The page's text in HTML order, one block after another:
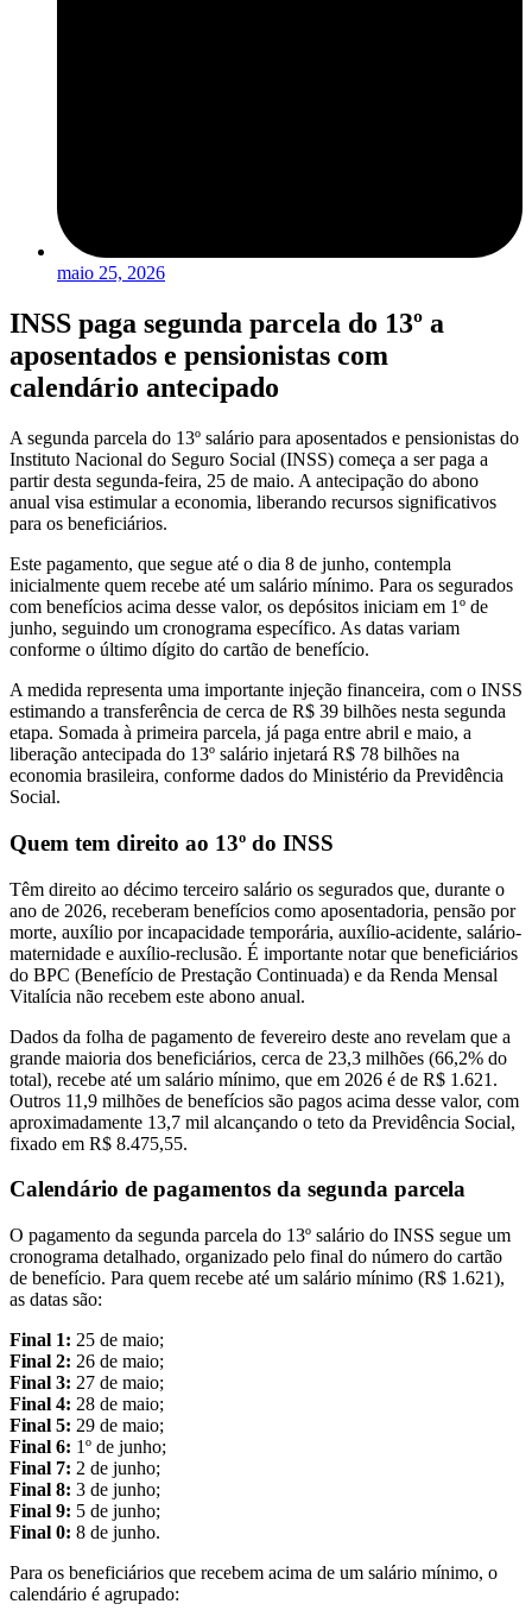
maio 25, 2026
INSS paga segunda parcela do 13º a
aposentados e pensionistas com
calendário antecipado
A segunda parcela do 13º salário para aposentados e pensionistas do
Instituto Nacional do Seguro Social (INSS) começa a ser paga a
partir desta segunda-feira, 25 de maio. A antecipação do abono
anual visa estimular a economia, liberando recursos significativos
para os beneficiários.
Este pagamento, que segue até o dia 8 de junho, contempla
inicialmente quem recebe até um salário mínimo. Para os segurados
com benefícios acima desse valor, os depósitos iniciam em 1º de
junho, seguindo um cronograma específico. As datas variam
conforme o último dígito do cartão de benefício.
A medida representa uma importante injeção financeira, com o INSS
estimando a transferência de cerca de R$ 39 bilhões nesta segunda
etapa. Somada à primeira parcela, já paga entre abril e maio, a
liberação antecipada do 13º salário injetará R$ 78 bilhões na
economia brasileira, conforme dados do Ministério da Previdência
Social.
Quem tem direito ao 13º do INSS
Têm direito ao décimo terceiro salário os segurados que, durante o
ano de 2026, receberam benefícios como aposentadoria, pensão por
morte, auxílio por incapacidade temporária, auxílio-acidente, salário-
maternidade e auxílio-reclusão. É importante notar que beneficiários
do BPC (Benefício de Prestação Continuada) e da Renda Mensal
Vitalícia não recebem este abono anual.
Dados da folha de pagamento de fevereiro deste ano revelam que a
grande maioria dos beneficiários, cerca de 23,3 milhões (66,2% do
total), recebe até um salário mínimo, que em 2026 é de R$ 1.621.
Outros 11,9 milhões de benefícios são pagos acima desse valor, com
aproximadamente 13,7 mil alcançando o teto da Previdência Social,
fixado em R$ 8.475,55.
Calendário de pagamentos da segunda parcela
O pagamento da segunda parcela do 13º salário do INSS segue um
cronograma detalhado, organizado pelo final do número do cartão
de benefício. Para quem recebe até um salário mínimo (R$ 1.621),
as datas são:
Final 1: 25 de maio;
Final 2: 26 de maio;
Final 3: 27 de maio;
Final 4: 28 de maio;
Final 5: 29 de maio;
Final 6: 1º de junho;
Final 7: 2 de junho;
Final 8: 3 de junho;
Final 9: 5 de junho;
Final 0: 8 de junho.
Para os beneficiários que recebem acima de um salário mínimo, o
calendário é agrupado: